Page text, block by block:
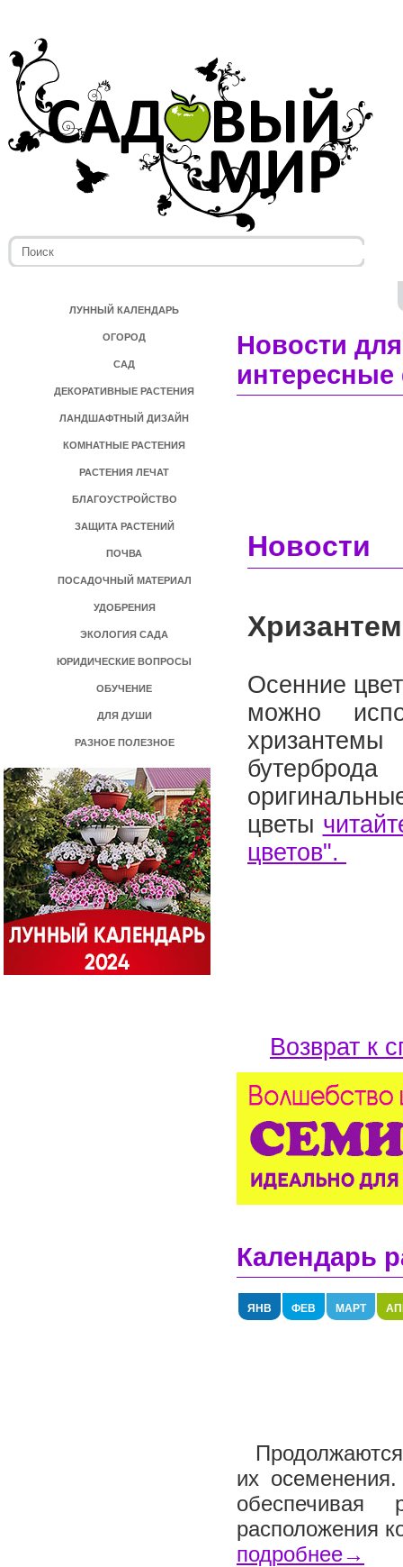
ЛУННЫЙ КАЛЕНДАРЬ
ОГОРОД
САД
ДЕКОРАТИВНЫЕ РАСТЕНИЯ
ЛАНДШАФТНЫЙ ДИЗАЙН
КОМНАТНЫЕ РАСТЕНИЯ
РАСТЕНИЯ ЛЕЧАТ
БЛАГОУСТРОЙСТВО
ЗАЩИТА РАСТЕНИЙ
ПОЧВА
ПОСАДОЧНЫЙ МАТЕРИАЛ
УДОБРЕНИЯ
ЭКОЛОГИЯ САДА
ЮРИДИЧЕСКИЕ ВОПРОСЫ
ОБУЧЕНИЕ
ДЛЯ ДУШИ
РАЗНОЕ ПОЛЕЗНОЕ
Новости
Новости
Осенние
можно
цветы
цветов".
Возврат к
Календарь
ЯНВ ФЕВ МАРТ
их
обеспечивая
расположения
подробнее→